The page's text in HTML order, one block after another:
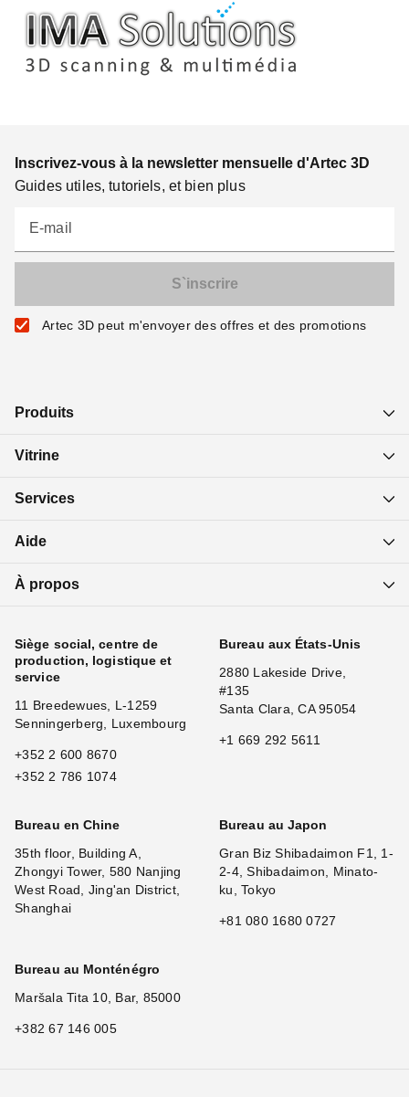
Inscrivez-vous à la newsletter mensuelle d'Artec 3D
Guides utiles, tutoriels, et bien plus
E-mail
Artec 3D peut m'envoyer des offres et des promotions
Produits
Vitrine
Services
Aide
À propos
Siège social, centre de
production, logistique et
service
11 Breedewues, L-1259
Senningerberg, Luxembourg
+352 2 600 8670
+352 2 786 1074
Bureau aux États-Unis
2880 Lakeside Drive,
#135
Santa Clara, CA 95054
+1 669 292 5611
Bureau en Chine
35th floor, Building A,
Zhongyi Tower, 580 Nanjing
West Road, Jing'an District,
Shanghai
Bureau au Japon
Gran Biz Shibadaimon F1, 1-
2-4, Shibadaimon, Minato-
ku, Tokyo
+81 080 1680 0727
Bureau au Monténégro
Maršala Tita 10, Bar, 85000
+382 67 146 005